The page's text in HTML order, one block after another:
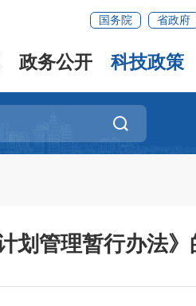
国务院 省政府
政务公开 科技政策
划管理暂行办法》